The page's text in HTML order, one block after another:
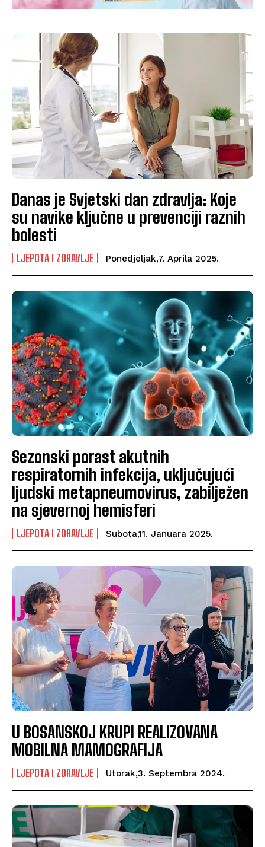
Danas je Svjetski dan zdravlja: Koje
su navike ključne u prevenciji raznih
bolesti
LJEPOTA I ZDRAVLJE Ponedjeljak,7. Aprila 2025.
Sezonski porast akutnih
respiratornih infekcija, uključujući
ljudski metapneumovirus, zabilježen
na sjevernoj hemisferi
LJEPOTA I ZDRAVLJE Subota,11. Januara 2025.
U BOSANSKOJ KRUPI REALIZOVANA
MOBILNA MAMOGRAFIJA
LJEPOTA I ZDRAVLJE Utorak,3. Septembra 2024.